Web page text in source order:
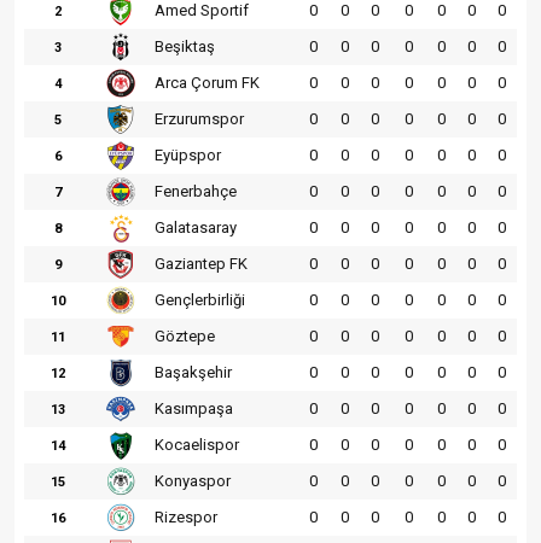
2 Amed Sportif 0 0 0 0 0 0 0
3 Beşiktaş 0 0 0 0 0 0 0
4 Arca Çorum FK 0 0 0 0 0 0 0
5 Erzurumspor 0 0 0 0 0 0 0
6 Eyüpspor 0 0 0 0 0 0 0
7 Fenerbahçe 0 0 0 0 0 0 0
8 Galatasaray 0 0 0 0 0 0 0
9 Gaziantep FK 0 0 0 0 0 0 0
10 Gençlerbirliği 0 0 0 0 0 0 0
11 Göztepe 0 0 0 0 0 0 0
12 Başakşehir 0 0 0 0 0 0 0
13 Kasımpaşa 0 0 0 0 0 0 0
14 Kocaelispor 0 0 0 0 0 0 0
15 Konyaspor 0 0 0 0 0 0 0
16 Rizespor 0 0 0 0 0 0 0